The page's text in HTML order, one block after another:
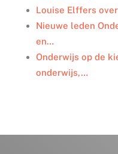
Louise Elffers
Nieuwe leden
en…
Onderwijs op de
onderwijs,…